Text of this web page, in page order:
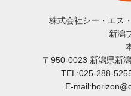
株式会社シー・エス
新潟
〒950-0023 新潟県新
TEL:025-288-
E-